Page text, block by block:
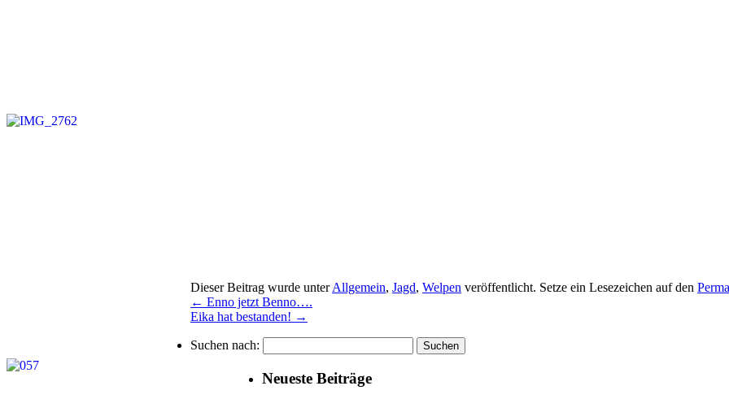
Dieser Beitrag wurde unterAllgemein, Jagd, Welpen veröffentlicht. Setze ein Lesezeichen auf den
← Enno jetzt Benno….
Eika hat bestanden! →
Suchen nach:
Neueste Beiträge